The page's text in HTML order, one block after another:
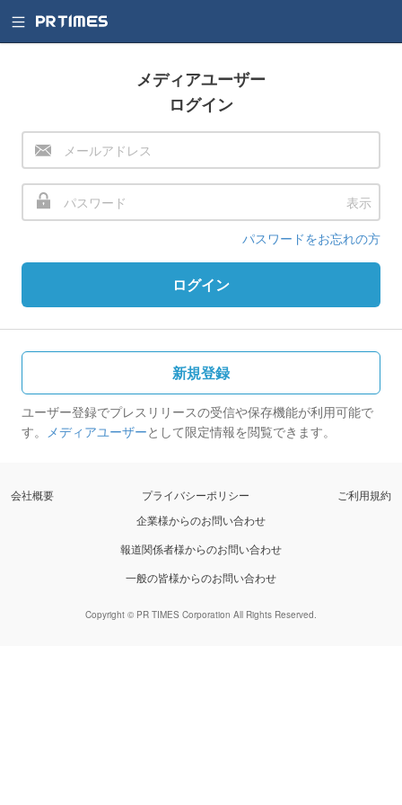
メディアユーザー
ログイン
表示
パスワードをお忘れの方
ログイン
新規登録
ユーザー登録でプレスリリースの受信や保存機能が利用可能で
す。 メディアユーザーとして限定情報を閲覧できます。
会社概要 プライバシーポリシー
ご利用規約
企業様からのお問い合わせ
報道関係者様からのお問い合わせ
一般の皆様からのお問い合わせ
Copyright © PR TIMES Corporation All Rights Reserved.